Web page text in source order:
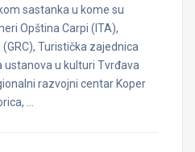
sastanka u kome su
Opština Carpi (ITA),
Turistička zajednica
ustanova u kulturi Tvrđava
razvojni centar Koper
…